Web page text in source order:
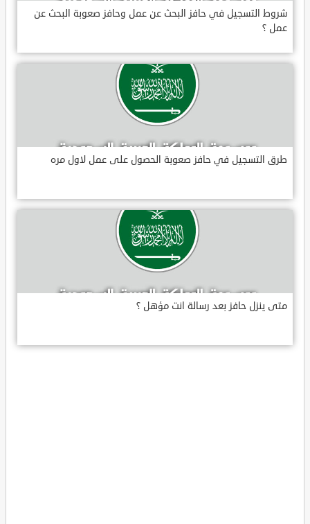
شروط التسجيل في حافز البحث عن عمل وحافز صعوبة البحث عن
عمل ؟
طرق التسجيل في حافز صعوبة الحصول على عمل لاول مره
متى ينزل حافز بعد رسالة انت مؤهل ؟